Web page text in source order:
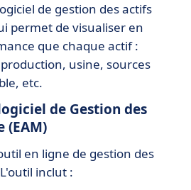
de gestion des actifs
permet de visualiser en
que chaque actif :
usine, sources
etc.
de Gestion des
(EAM)
en ligne de gestion des
inclut :